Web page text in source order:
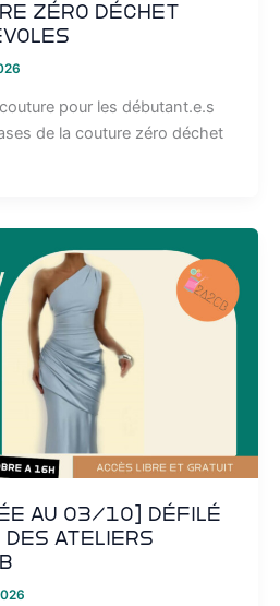
Zéro Déchet
pour les débutant.e.s
de la couture zéro déchet
AU 03/10] Défilé
des ateliers